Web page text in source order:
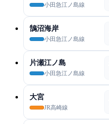
小田急江ノ島線
鵠沼海岸
小田急江ノ島線
片瀬江ノ島
小田急江ノ島線
大宮
JR高崎線